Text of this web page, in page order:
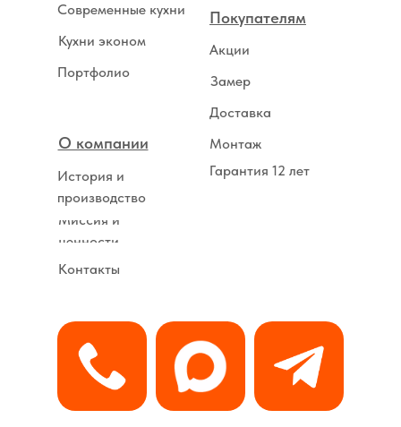
Кухни эконом
Современные кухни
Портфолио
Акции
Замер
Доставка
Монтаж
Покупателям
История и
производство
О компании
Миссия и
ценности
Контакты
Гарантия 12 лет